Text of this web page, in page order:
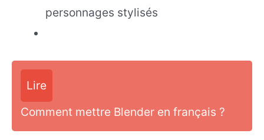
personnages stylisés
Lire
Comment mettre Blender en français ?